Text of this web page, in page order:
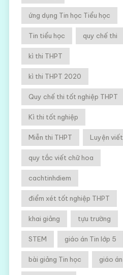
ứng dụng Tin học Tiểu học
Tin tiểu học quy chế thi
kì thi THPT
kì thi THPT 2020
Quy chế thi tốt nghiệp THPT
Kì thi tốt nghiệp
Miễn thi THPT Luyện viết
quy tắc viết chữ hoa
cachtinhdiem
điểm xét tốt nghiệp THPT
khai giảng tựu trường
STEM giáo án Tin lớp 5
bài giảng Tin học giáo án